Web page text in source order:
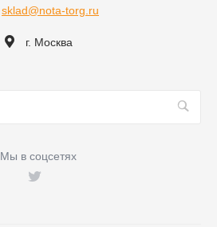
sklad@nota-torg.ru
г. Москва
Мы в соцсетях